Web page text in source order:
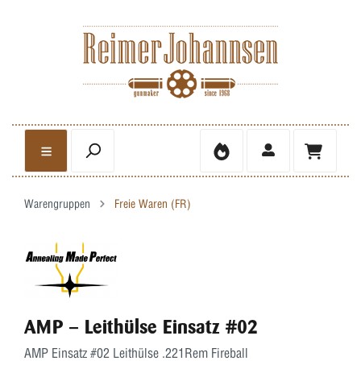
Warengruppen Freie Waren (FR)
AMP – Leithülse Einsatz #02
AMP Einsatz #02 Leithülse .221Rem Fireball